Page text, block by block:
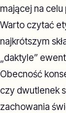
mającej na
Warto czytać
najkrótszym
„daktyle”
Obecność
czy dwutlenek
zachowania